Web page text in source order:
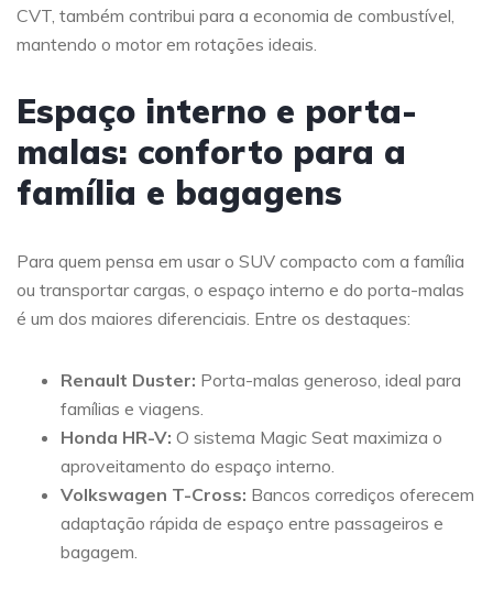
CVT, também contribui para a economia de combustível,
mantendo o motor em rotações ideais.
Espaço interno e porta-
malas: conforto para a
família e bagagens
Para quem pensa em usar o SUV compacto com a família
ou transportar cargas, o espaço interno e do porta-malas
é um dos maiores diferenciais. Entre os destaques:
Renault Duster: Porta-malas generoso, ideal para
famílias e viagens.
Honda HR-V: O sistema Magic Seat maximiza o
aproveitamento do espaço interno.
Volkswagen T-Cross: Bancos corrediços oferecem
adaptação rápida de espaço entre passageiros e
bagagem.